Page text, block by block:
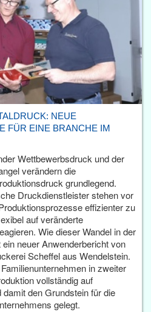
NEUE
FÜR EINE BRANCHE IM
Wettbewerbsdruck und der
verändern die
grundlegend.
Druckdienstleister stehen vor
effizienter zu
auf veränderte
Wie dieser Wandel in der
neuer Anwenderbericht von
Scheffel aus Wendelstein.
in zweiter
vollständig auf
den Grundstein für die
gelegt.